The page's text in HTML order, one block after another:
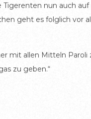
nun auch
geht es folglich vor
mit allen Mitteln Paroli
zu geben.“